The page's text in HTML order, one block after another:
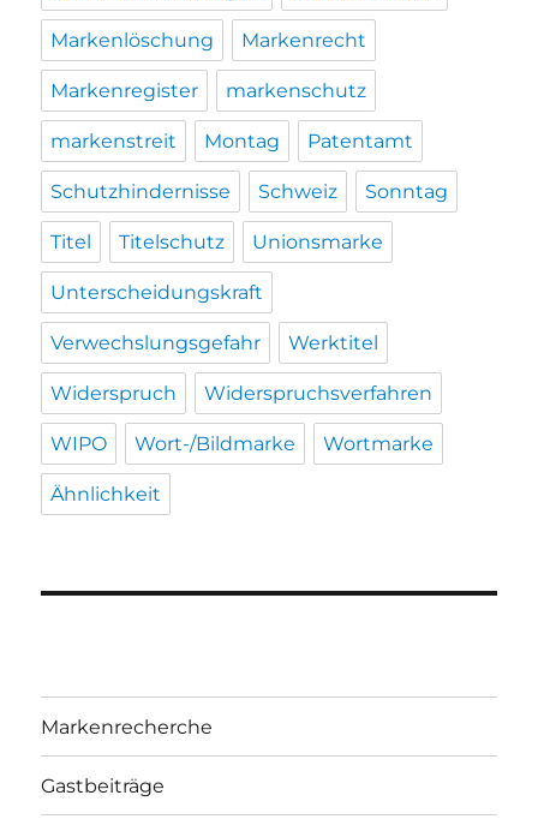
Markenlöschung Markenrecht
Markenregister markenschutz
markenstreit Montag Patentamt
Schutzhindernisse Schweiz Sonntag
Titel Titelschutz Unionsmarke
Unterscheidungskraft
Verwechslungsgefahr Werktitel
Widerspruch Widerspruchsverfahren
WIPO Wort-/Bildmarke Wortmarke
Ähnlichkeit
Markenrecherche
Gastbeiträge